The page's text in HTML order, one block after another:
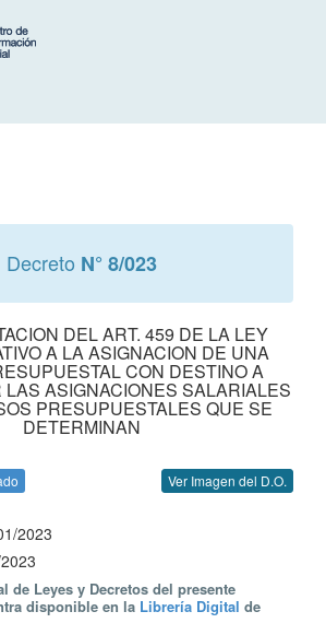
Decreto N° 8/023
DEL ART. 459 DE LA LEY
A LA ASIGNACION DE UNA
CON DESTINO A
LAS ASIGNACIONES SALARIALES
PRESUPUESTALES QUE SE
DETERMINAN
Ver Imagen del D.O.
2023
de Leyes y Decretos del presente
disponible en la Librería Digital de